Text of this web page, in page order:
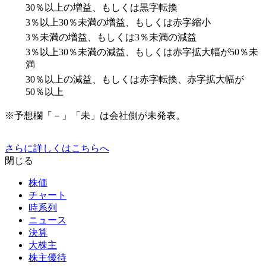
30％以上の増益、もしくは黒字転換
3％以上30％未満の増益、もしくは赤字縮小
3％未満の増益、もしくは3％未満の減益
3％以上30％未満の減益、もしくは赤字拡大幅が50％未
満
30％以上の減益、もしくは赤字転換、赤字拡大幅が
50％以上
※予想欄「－」「未」は会社側が未発表。
さらに詳しくはこちらへ
閉じる
株価
チャート
時系列
ニュース
決算
大株主
株主優待